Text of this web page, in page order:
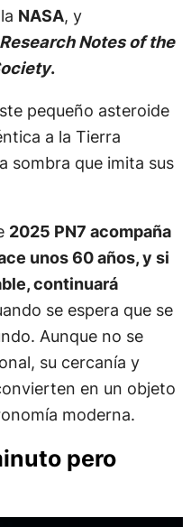
NASA, y
Research Notes of the
.
pequeño asteroide
a la Tierra
sombra que imita sus
2025 PN7 acompaña
unos 60 años, y si
continuará
se espera que se
Aunque no se
su cercanía y
en un objeto
moderna.
pero